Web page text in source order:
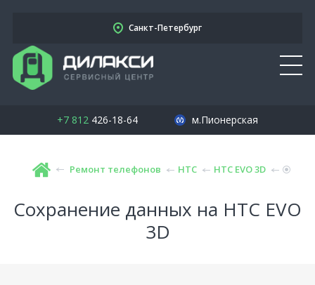
Санкт-Петербург
+7 812426-18-64 м.Пионерская
Ремонт телефонов HTC HTC EVO 3D
Сохранение данных на HTC EVO
3D